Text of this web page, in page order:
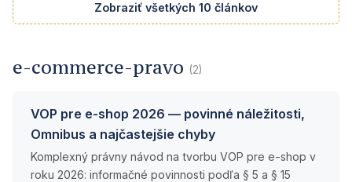
Zobraziť všetkých 10 článkov
e-commerce-pravo (2)
VOP pre e-shop 2026 — povinné náležitosti,
Omnibus a najčastejšie chyby
Komplexný právny návod na tvorbu VOP pre e-shop v
roku 2026: informačné povinnosti podľa § 5 a § 15